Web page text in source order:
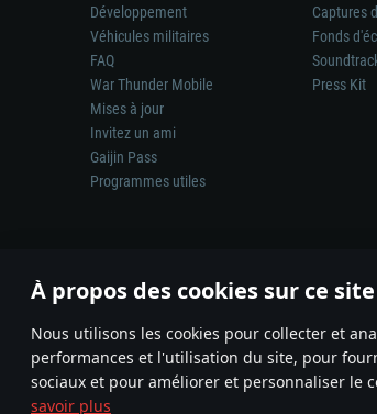
À propos des cookies sur ce site
Nous utilisons les cookies pour collecter et
performances et l'utilisation du site, pour
sociaux et pour améliorer et personnaliser le
savoir plus
Développement
Véhicules militaires
FAQ
War Thunder Mobile
Mises à jour
Invitez un ami
Gaijin Pass
Programmes utiles
Captures
Fonds
Press Kit
La représentation d’une arme ou d’un
© 2011—2026 Gaijin Games Kft. All
Termes et conditions